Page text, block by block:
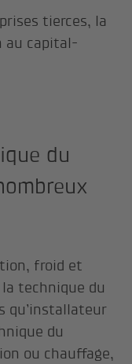
tierces, la
au capital-
du
froid et
technique du
qu’installateur
du
ou chauffage,